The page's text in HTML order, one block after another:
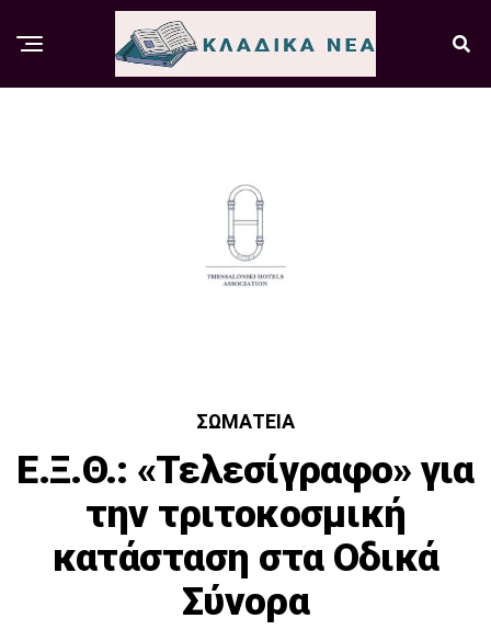
ΣΩΜΑΤΕΊΑ
Ε.Ξ.Θ.: «Τελεσίγραφο» για
την τριτοκοσμική
κατάσταση στα Οδικά
Σύνορα